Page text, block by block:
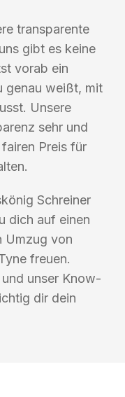
transparente
gibt es keine
vorab ein
genau weißt, mit
Unsere
sehr und
Preis für
Schreiner
dich auf einen
Umzug von
freuen.
unser Know-
dir dein